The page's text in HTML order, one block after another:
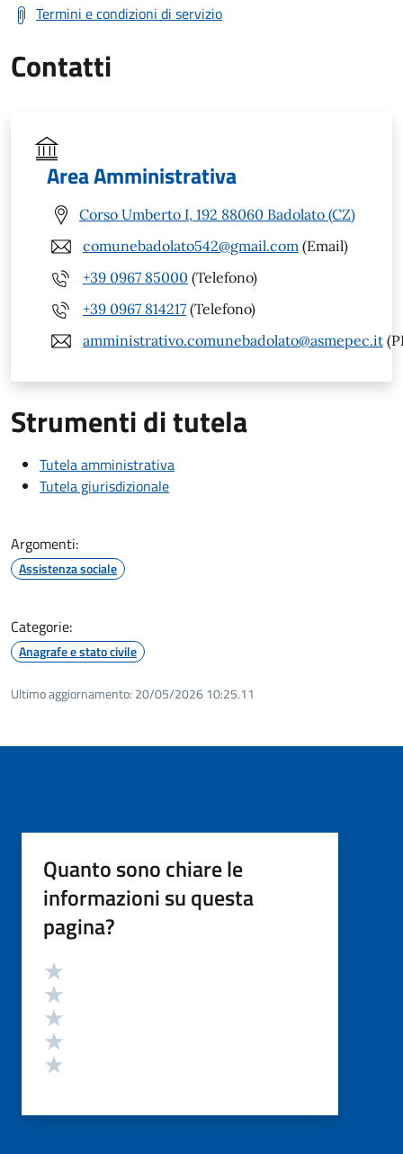
Termini e condizioni di servizio
Contatti
Area Amministrativa
Corso Umberto I, 192 88060 Badolato (CZ)
comunebadolato542@gmail.com (Email)
+39 0967 85000 (Telefono)
+39 0967 814217 (Telefono)
amministrativo.comunebadolato@asmepec.it
Strumenti di tutela
Tutela amministrativa
Tutela giurisdizionale
Argomenti:
Assistenza sociale
Categorie:
Anagrafe e stato civile
Ultimo aggiornamento: 20/05/2026 10:25.11
Quanto sono chiare le
informazioni su questa
pagina?
Valutazione